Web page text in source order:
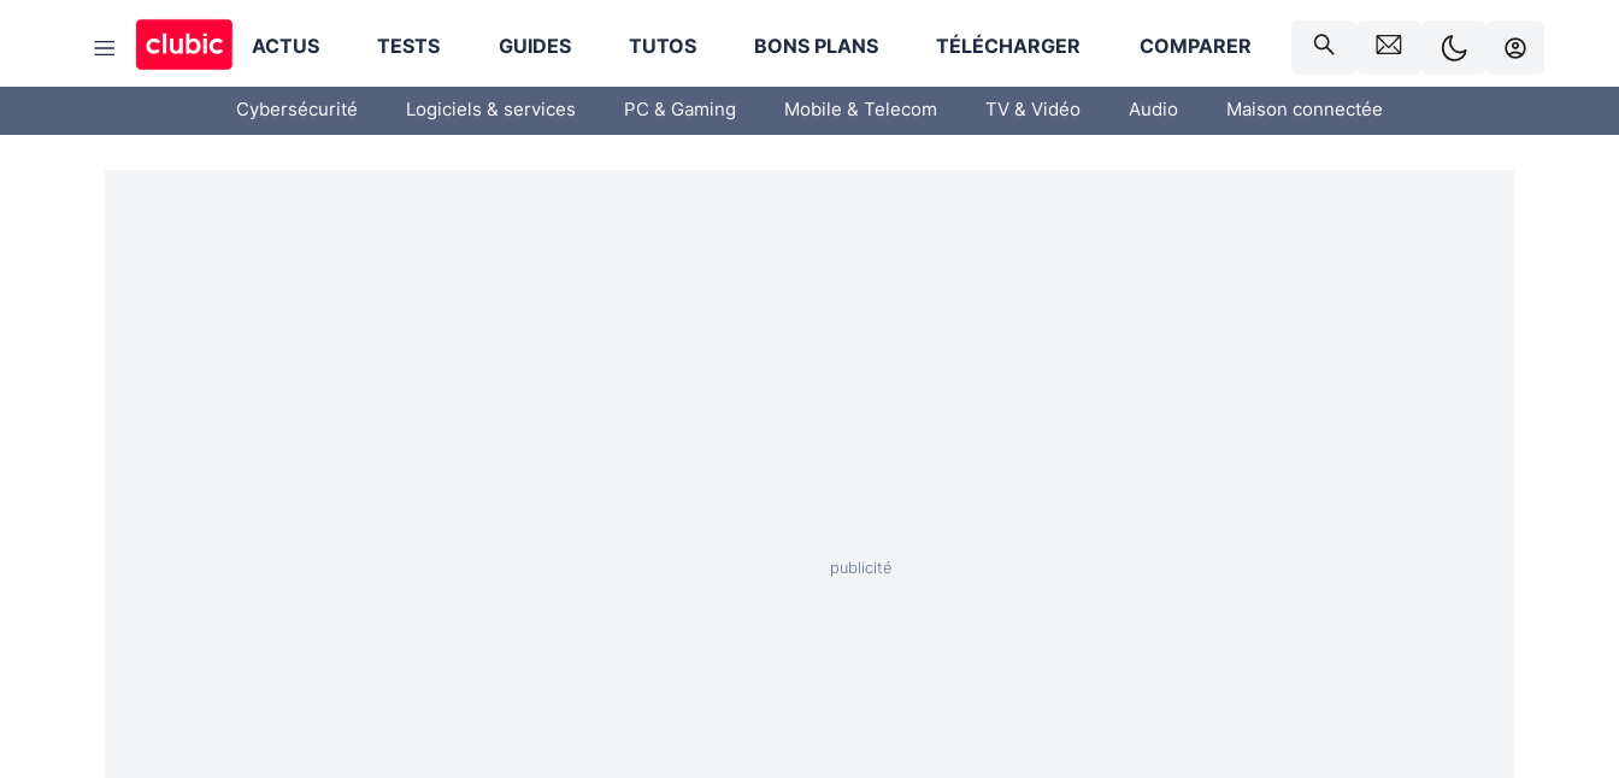
ACTUS TESTS GUIDES TUTOS BONS PLANS TÉLÉCHARGER COMPARER
Cybersécurité Logiciels & services PC & Gaming Mobile & Telecom TV & Vidéo Audio Maison connectée